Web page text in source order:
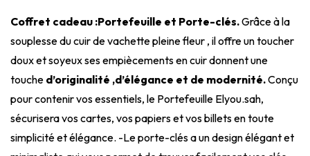
Coffret cadeau :Portefeuille et Porte-clés.Grâce à la
souplesse du cuir de vachette pleine fleur , il offre un toucher
doux et soyeux ses empiècements en cuir donnent une
touche d’originalité ,d’élégance et de modernité.Conçu
pour contenir vos essentiels, le Portefeuille Elyou.sah,
sécurisera vos cartes, vos papiers et vos billets en toute
simplicité et élégance. -Le porte-clés a un design élégant et